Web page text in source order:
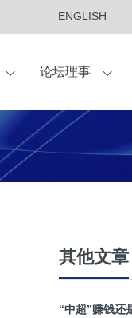
ENGLISH
外滩金融峰会
论坛理事
护伙伴 联
合作申请
其他文章
“中超”赚钱还